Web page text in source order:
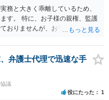
務と大きく乖離しているため、
す。 特に、お子様の親権、監護
おりませんが、お子様の権利を
この法律相談でも多くあげられ
婚という法律問題ですので、お近
をお勧めします。
弁護士代理で迅速な手
議
役にたった 1